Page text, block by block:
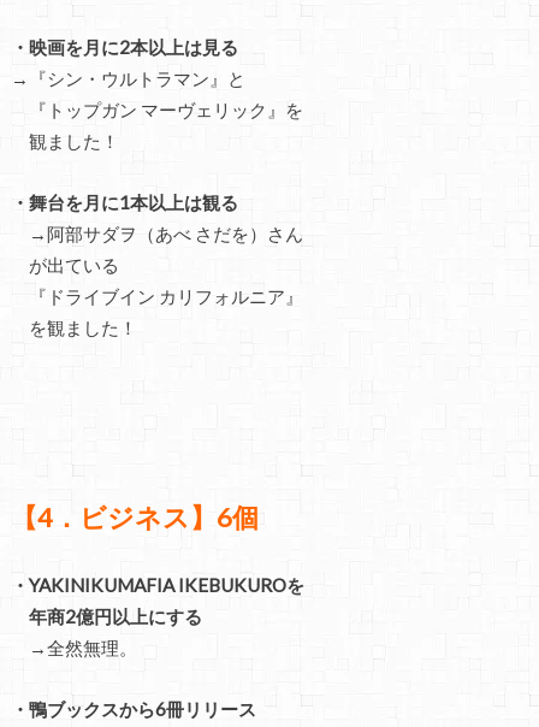
・映画を月に2本以上は見る
→『シン・ウルトラマン』と
『トップガン マーヴェリック』を
観ました！
・舞台を月に1本以上は観る
→阿部サダヲ（あべ さだを）さん
が出ている
『ドライブイン カリフォルニア』
を観ました！
【4．ビジネス】6個
・YAKINIKUMAFIA IKEBUKUROを
年商2億円以上にする
→全然無理。
・鴨ブックスから6冊リリース